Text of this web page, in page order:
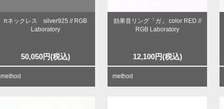
πネックレス silver925 // RGB
Laboratory
50,050円(税込)
method
効果音リング「ガ」 color RED //
RGB Laboratory
12,100円(税込)
method